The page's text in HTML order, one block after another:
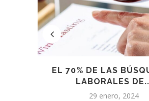
EL 70% DE LAS
LABORALES
29 enero, 2024